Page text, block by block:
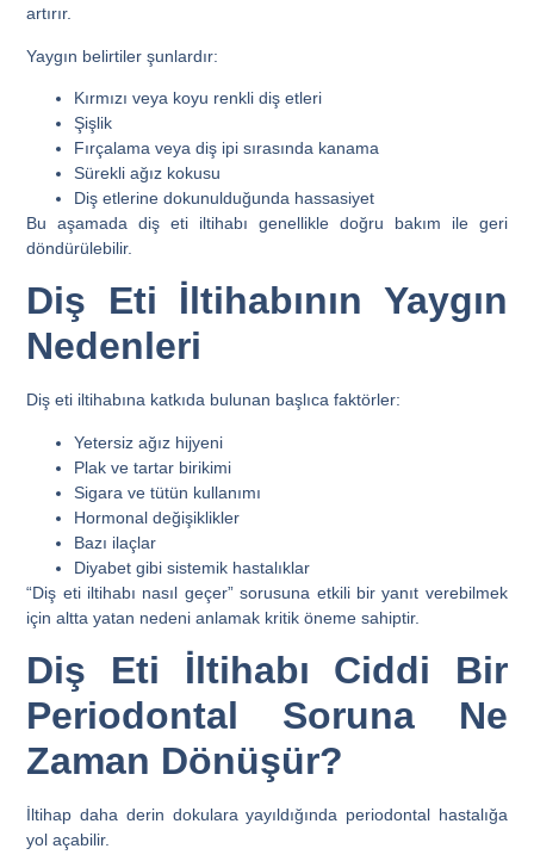
artırır.
Yaygın belirtiler şunlardır:
Kırmızı veya koyu renkli diş etleri
Şişlik
Fırçalama veya diş ipi sırasında kanama
Sürekli ağız kokusu
Diş etlerine dokunulduğunda hassasiyet
Bu aşamada diş eti iltihabı genellikle doğru bakım ile geri
döndürülebilir.
Diş Eti İltihabının Yaygın
Nedenleri
Diş eti iltihabına katkıda bulunan başlıca faktörler:
Yetersiz ağız hijyeni
Plak ve tartar birikimi
Sigara ve tütün kullanımı
Hormonal değişiklikler
Bazı ilaçlar
Diyabet gibi sistemik hastalıklar
“Diş eti iltihabı nasıl geçer” sorusuna etkili bir yanıt verebilmek
için altta yatan nedeni anlamak kritik öneme sahiptir.
Diş Eti İltihabı Ciddi Bir
Periodontal Soruna Ne
Zaman Dönüşür?
İltihap daha derin dokulara yayıldığında periodontal hastalığa
yol açabilir.